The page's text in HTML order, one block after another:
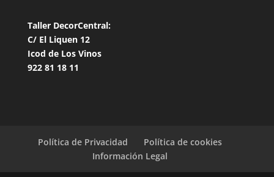
Taller DecorCentral:
C/ El Liquen 12
Icod de Los Vinos
922 81 18 11
Política de Privacidad
Política de cookies
Información Legal